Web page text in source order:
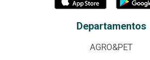
Departamentos
AGRO&PET